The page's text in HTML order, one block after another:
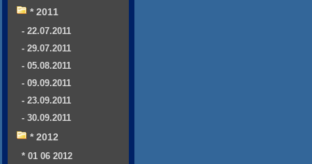
* 2011
- 22.07.2011
- 29.07.2011
- 05.08.2011
- 09.09.2011
- 23.09.2011
- 30.09.2011
* 2012
* 01 06 2012